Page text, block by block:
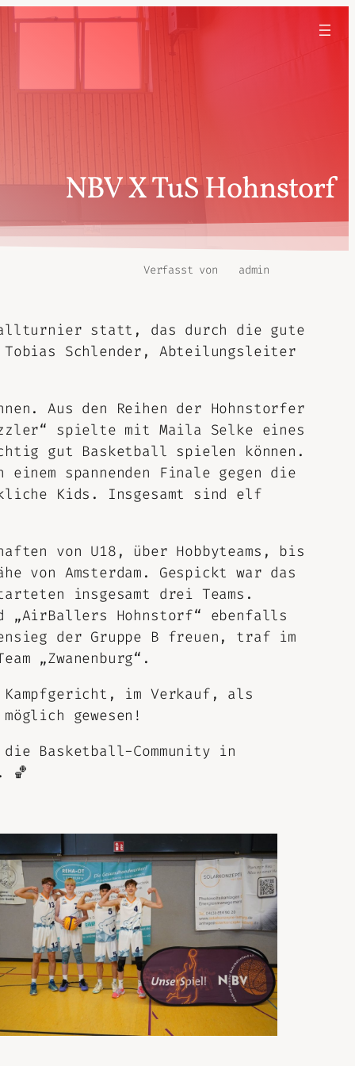
NBV X TuS Hohnstorf
Verfasst von admin
statt, das durch die gute
Tobias Schlender, Abteilungsleiter
Aus den Reihen der Hohnstorfer
spielte mit Maila Selke eines
gut Basketball spielen können.
spannenden Finale gegen die
Kids. Insgesamt sind elf
von U18, über Hobbyteams, bis
von Amsterdam. Gespickt war das
insgesamt drei Teams.
„AirBallers Hohnstorf“ ebenfalls
der Gruppe B freuen, traf im
„Zwanenburg“.
im Verkauf, als
gewesen!
Basketball-Community in
🏀